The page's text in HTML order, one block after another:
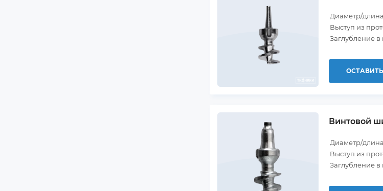
Диаметр/
Выступ из
Заглубление в
Винтовой
Диаметр/
Выступ из
Заглубление в